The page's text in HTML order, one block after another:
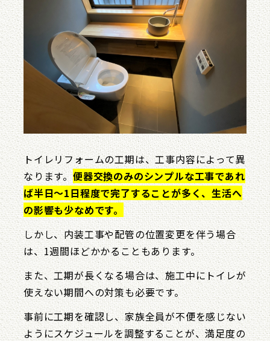
トイレリフォームの工期は、工事内容によって異
なります。便器交換のみのシンプルな工事であれ
ば半日〜1日程度で完了することが多く、生活へ
の影響も少なめです。
しかし、内装工事や配管の位置変更を伴う場合
は、1週間ほどかかることもあります。
また、工期が長くなる場合は、施工中にトイレが
使えない期間への対策も必要です。
事前に工期を確認し、家族全員が不便を感じない
ようにスケジュールを調整することが、満足度の